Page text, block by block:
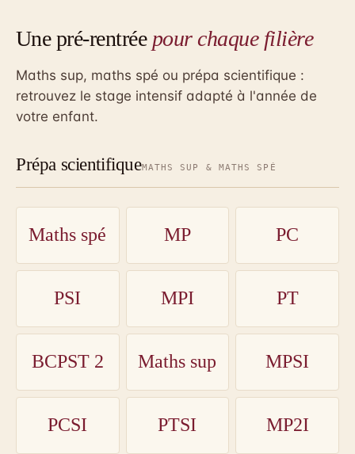
Une pré-rentrée pour chaque filière
Maths sup, maths spé ou prépa scientifique :
retrouvez le stage intensif adapté à l'année de
votre enfant.
Prépa scientifiqueMATHS SUP & MATHS SPÉ
Maths spé MP PC
PSI MPI PT
BCPST 2 Maths sup MPSI
PCSI PTSI MP2I